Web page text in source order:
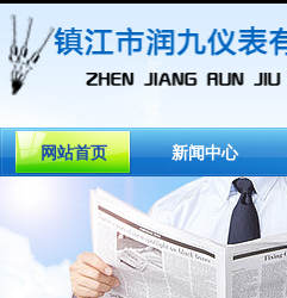
网站首页 新闻中心